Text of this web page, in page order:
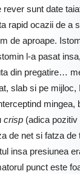
sunt date
rapid ocazii de a
de aproape.
l-a pasat
din pregatire…
slab si pe mijloc,
mingea,
crisp (adica pozitiv
de net si fatza de
insa presiunea
punct este